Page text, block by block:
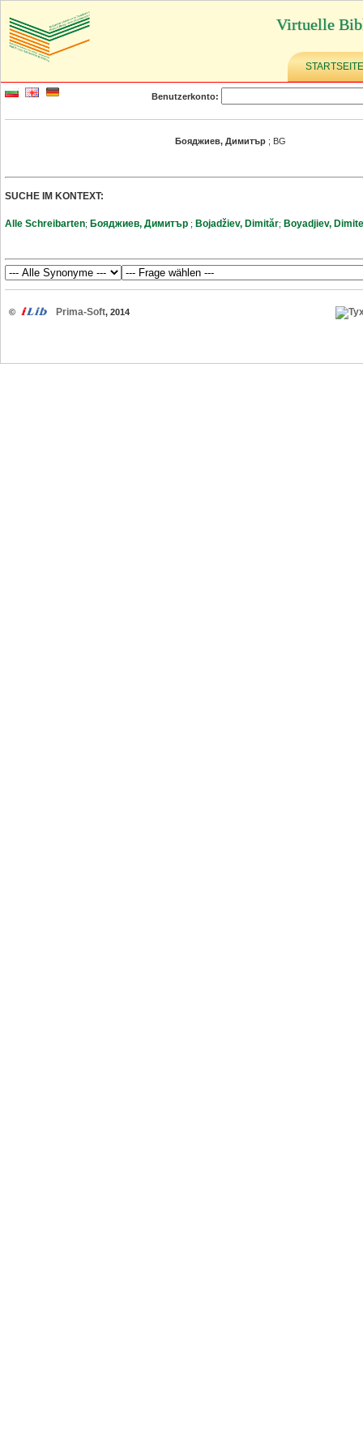
Virtuelle
STARTSEITE
Benutzerkonto:
Бояджиев, Димитър ; BG
SUCHE IM KONTEXT:
Alle Schreibarten; Бояджиев, Димитър ; Bojadžiev, Dimităr; Boyadjiev,
© Prima-Soft, 2014